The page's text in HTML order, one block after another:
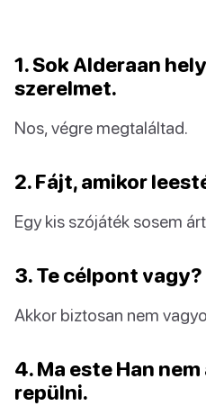
1. Sok Alderaan
szerelmet.
Nos, végre megtaláltad.
2. Fájt, amikor
Egy kis szójáték sosem
3. Te célpont
Akkor biztosan nem
4. Ma este Han
repülni.